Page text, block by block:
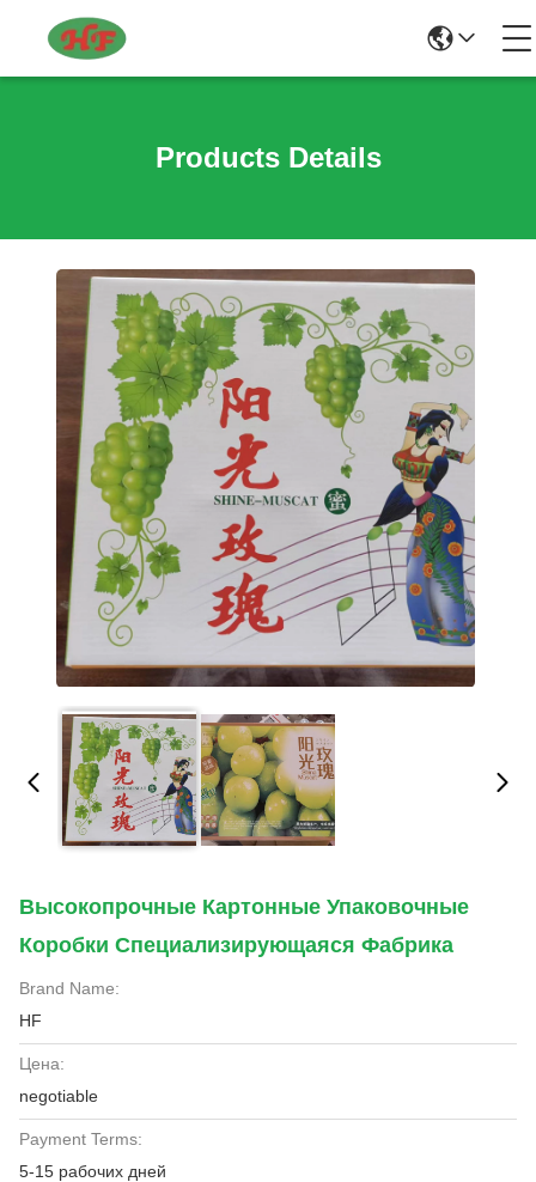
Products Details
Высокопрочные Картонные Упаковочные
Коробки Специализирующаяся Фабрика
Brand Name:
HF
Цена:
negotiable
Payment Terms:
5-15 рабочих дней